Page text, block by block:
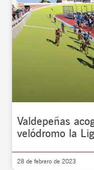
Valdepeñas
velódromo la
28 de febrero de 2023